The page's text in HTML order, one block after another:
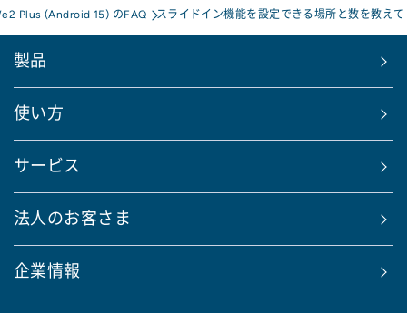
Plus (Android 15) のFAQ スライドイン機能を設定できる場所と数を教え
製品
使い方
サービス
法人のお客さま
企業情報